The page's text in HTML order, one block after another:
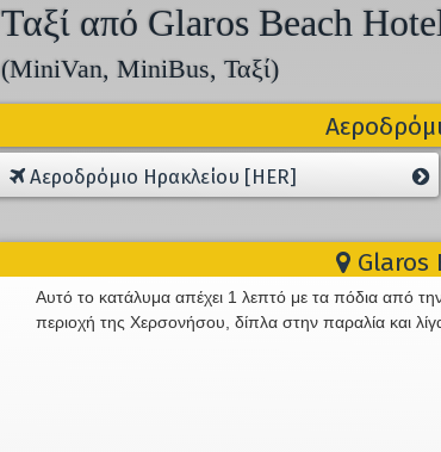
Ταξί από Glaros Beach
(MiniVan, MiniBus, Ταξί)
Αεροδρόμιο Ηρακλείου [HER]
Glaros
Αυτό το κατάλυμα απέχει 1 λεπτό με τα πόδια από
περιοχή της Χερσονήσου, δίπλα στην παραλία και